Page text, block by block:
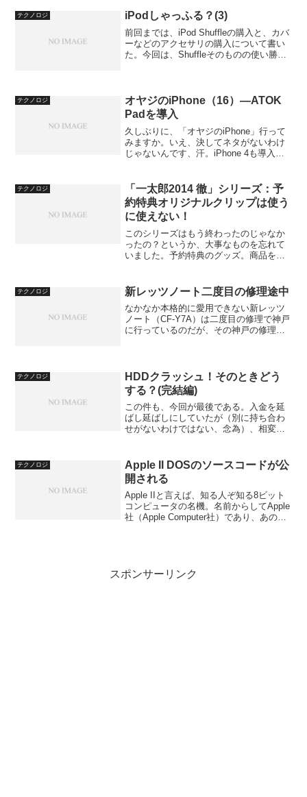
テクノロジ iPodしゃっふる？(3)
前回までは、iPod Shuffleの購入と、カバ
ーなどのアクセサリの購入について書い
た。今回は、Shuffleそのものの使い勝手
テクノロジ
オヤジのiPhone（16）―ATOK
Padを導入
久しぶりに、「オヤジのiPhone」行って
みますか。いえ、決してネタがないわけ
じゃないんです、汗。iPhone 4も導入し
そこ使っている、というレベルにまでは
なってき...
テクノロジ
「一太郎2014 徹」シリーズ：予
約特典オリジナルクリップは使う
に使えない！
このシリーズはもう終わったのじゃなか
ったの？というか、大事なものを忘れて
いました。予約特典のグッズ。商品を入
こんなものがもらえることがあるという
ことで、紹介しておきます...
テクノロジ 新レッツノート二度目の修理途中
なかなか本格的に愛用できない新レッツ
ノート（CF-Y7A）は二度目の修理で神戸
に行っているのだが、その神戸の修理担
症状に誤解があった...
テクノロジ
HDDクラッシュ！そのときどう
する？(完結編)
この件も、今回が最後である。入金を延
ばし延ばしにしていたが（別に持ち合わ
せがないわけではない、念為）、相変わ
てくるだろうと思ったが、何もない。翌
日まで待とうと思ったら、...
テクノロジ
Apple II DOSのソースコードが公
開される
Apple IIと言えば、知る人ぞ知る8ビット
コンピュータの名機。名前からしてApple
社（Apple Computer社）であり、あのス
スポンサーリンク